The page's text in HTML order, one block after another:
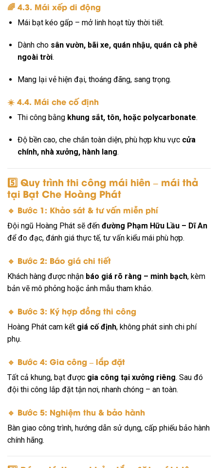
🌈 4.3. Mái xếp di động
Mái bạt kéo gấp – mở linh hoạt tùy thời tiết.
Dành cho sân vườn, bãi xe, quán nhậu, quán cà phê
ngoài trời.
Mang lại vẻ hiện đại, thoáng đãng, sang trọng.
☀️ 4.4. Mái che cố định
Thi công bằng khung sắt, tôn, hoặc polycarbonate.
Độ bền cao, che chắn toàn diện, phù hợp khu vực cửa
chính, nhà xưởng, hành lang.
5️⃣ Quy trình thi công mái hiên – mái thả
tại Bạt Che Hoàng Phát
🔹 Bước 1: Khảo sát & tư vấn miễn phí
Đội ngũ Hoàng Phát sẽ đến đường Phạm Hữu Lầu – Dĩ An
để đo đạc, đánh giá thực tế, tư vấn kiểu mái phù hợp.
🔹 Bước 2: Báo giá chi tiết
Khách hàng được nhận báo giá rõ ràng – minh bạch, kèm
bản vẽ mô phỏng hoặc ảnh mẫu tham khảo.
🔹 Bước 3: Ký hợp đồng thi công
Hoàng Phát cam kết giá cố định, không phát sinh chi phí
phụ.
🔹 Bước 4: Gia công – lắp đặt
Tất cả khung, bạt được gia công tại xưởng riêng. Sau đó
đội thi công lắp đặt tận nơi, nhanh chóng – an toàn.
🔹 Bước 5: Nghiệm thu & bảo hành
Bàn giao công trình, hướng dẫn sử dụng, cấp phiếu bảo hành
chính hãng.